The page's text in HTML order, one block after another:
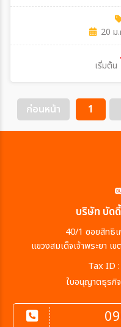
20 ม
เริ่มต้น
ก่อนหน้า 1
บริษัท บัด
40/1 ซอยสิทธิเ
แขวงสมเด็จเจ้าพระยา
Tax ID
ใบอนุญาตธุรกิ